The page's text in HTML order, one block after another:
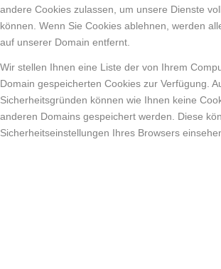
andere Cookies zulassen, um unsere Dienste
können. Wenn Sie Cookies ablehnen, werden
auf unserer Domain entfernt.
Wir stellen Ihnen eine Liste der von Ihrem
Domain gespeicherten Cookies zur Verfügung.
Sicherheitsgründen können wie Ihnen keine
anderen Domains gespeichert werden. Diese
Sicherheitseinstellungen Ihres Browsers